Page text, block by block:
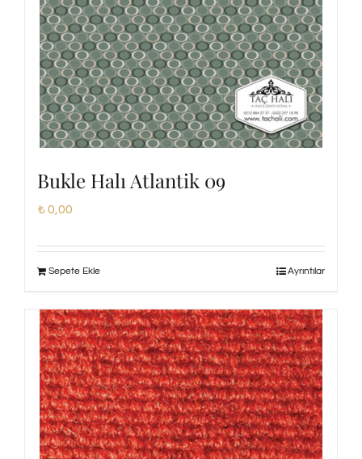
Bukle Halı Atlantik 09
₺0,00
Sepete Ekle Ayrıntılar